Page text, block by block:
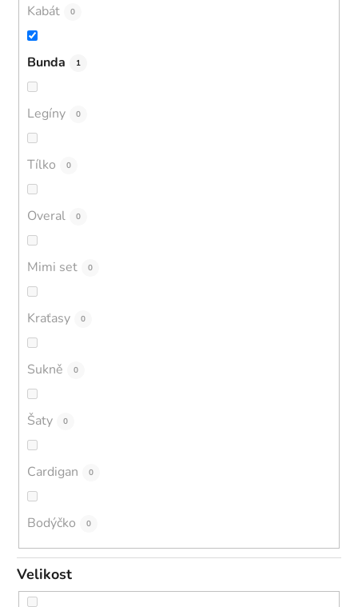
Kabát 0
Bunda 1
Legíny 0
Tílko 0
Overal 0
Mimi set 0
Kraťasy 0
Sukně 0
Šaty 0
Cardigan 0
Bodýčko 0
Velikost